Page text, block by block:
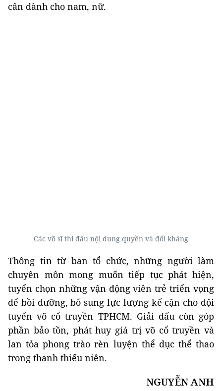
cân dành cho nam, nữ.
Các võ sĩ thi đấu nội dung quyền và đối kháng
Thông tin từ ban tổ chức, những người làm
chuyên môn mong muốn tiếp tục phát hiện,
tuyển chọn những vận động viên trẻ triển vọng
để bồi dưỡng, bổ sung lực lượng kế cận cho đội
tuyển võ cổ truyền TPHCM. Giải đấu còn góp
phần bảo tồn, phát huy giá trị võ cổ truyền và
lan tỏa phong trào rèn luyện thể dục thể thao
trong thanh thiếu niên.
NGUYỄN ANH